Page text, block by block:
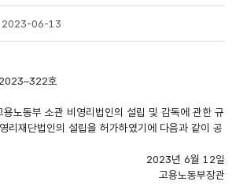
2023-06-13
호
고용노동부 소관 비영리법인의 설립 및 감독에 관한 규
리재단법인의 설립을 허가하였기에 다음과 같이 공
2023년 6월 12일
고용노동부장관